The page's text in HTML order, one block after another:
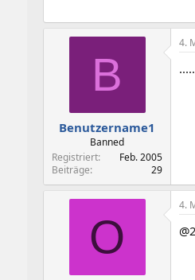
B
Benutzername1
Banned
Registriert
Feb. 2005
Beiträge
29
4.
O
4.